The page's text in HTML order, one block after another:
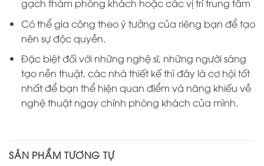
gạch thảm phòng khách hoặc các vị trí trung tâm
Có thể gia công theo ý tưởng của riêng bạn để tạo
nên sự độc quyền.
Đặc biệt đối với những nghệ sĩ, những người sáng
tạo nền thuật, các nhà thiết kế thì đây là cơ hội tốt
nhất để bạn thể hiện quan điểm và năng khiếu về
nghệ thuật ngay chính phòng khách của mình.
SẢN PHẨM TƯƠNG TỰ